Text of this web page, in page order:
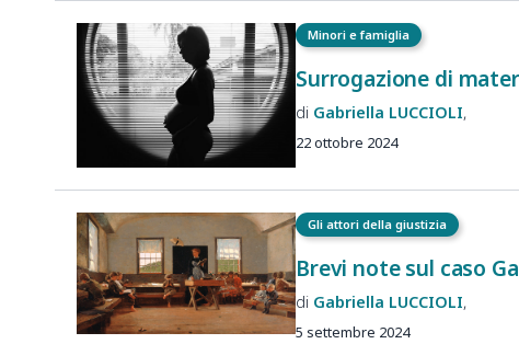
Minori e famiglia
Surrogazione di
Gabriella LUCCIOLI
22 ottobre 2024
Gli attori della giustizia
Brevi note sul caso
Gabriella LUCCIOLI
5 settembre 2024